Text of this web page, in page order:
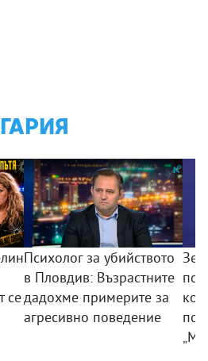
се
Психолог за убийството
в Пловдив: Възрастните
дадохме примерите за
агресивно поведение